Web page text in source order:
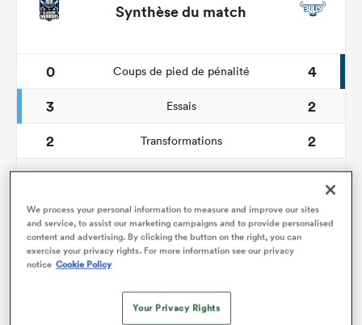
Synthèse du match
0 Coups de pied de pénalité
4
3
Essais
2
2
Transformations
2
0
Drops
0
153
Courses avec ballon
92
9
Franchissements
Turnovers gagnés
We process your personal information to measure and improve our sites
and service, to assist our marketing campaigns and to provide personalised
content and advertising. By clicking the button on the right, you can
exercise your privacy rights. For more information see our privacy
notice Cookie Policy
Your Privacy Rights